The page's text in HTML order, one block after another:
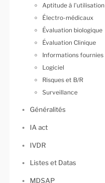
Aptitude à l'utilisation
Électro-médicaux
Évaluation biologique
Évaluation Clinique
Informations fournies
Logiciel
Risques et B/R
Surveillance
Généralités
IA act
IVDR
Listes et Datas
MDSAP